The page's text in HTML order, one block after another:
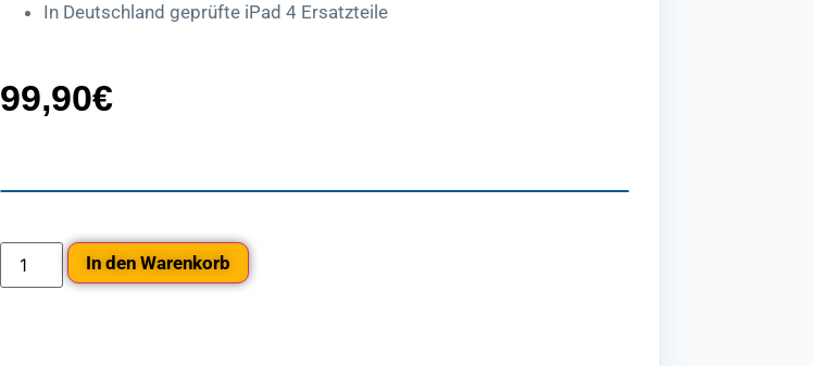
In Deutschland geprüfte iPad 4 Ersatzteile
99,90€
In den Warenkorb